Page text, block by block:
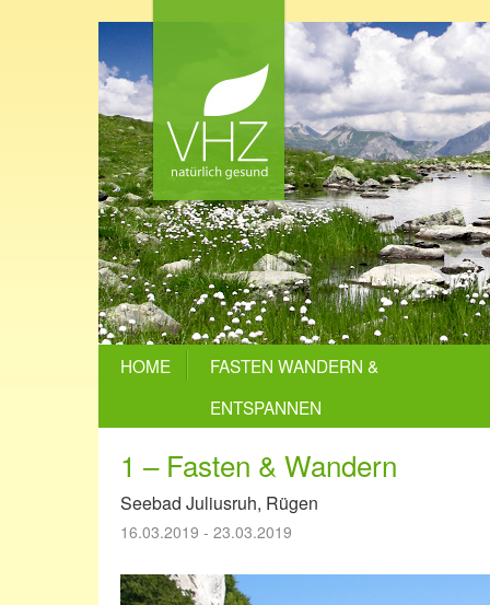
HOME
FASTEN WANDERN &
ENTSPANNEN
1 – Fasten & Wandern
Seebad Juliusruh, Rügen
16.03.2019 - 23.03.2019